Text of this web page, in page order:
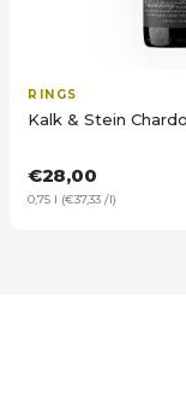
RINGS
Kalk & Stein
€28,00
0,75 l (€37,33 /l)